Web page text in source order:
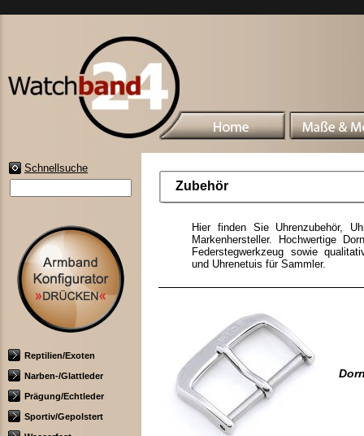
Schnellsuche
Reptilien/Exoten
Narben-/Glattleder
Prägung/Echtleder
Sportiv/Gepolstert
Zubehör
Hier finden Sie Uhrenzubehör,
Markenhersteller. Hochwertige
Federstegwerkzeug sowie
und Uhrenetuis für Sammler.